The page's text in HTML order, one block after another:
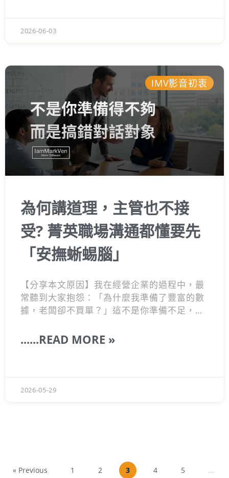
2026-06-03
IMV影音初衷
為何講道理，主管也不接
受? 菁英職場溝通都懂要先
「安撫蜥蜴腦」
【分享本文原因】我在經營企業的過程中，最
常聽到大家抱怨：「為什麼我準備了豐富的數
據，老闆卻不買單？」這不是你準備不足，而
理智。 看大家因此卡關真的很可惜，因為「高
枉路。
......READ MORE »
2026-05-29
« Previous 1 2 3 4 5 ...